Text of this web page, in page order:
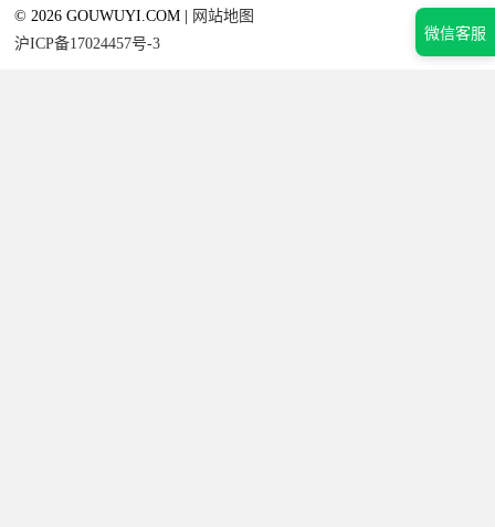
微信客服
© 2026 GOUWUYI.COM |
网站地图
沪ICP备17024457号-3